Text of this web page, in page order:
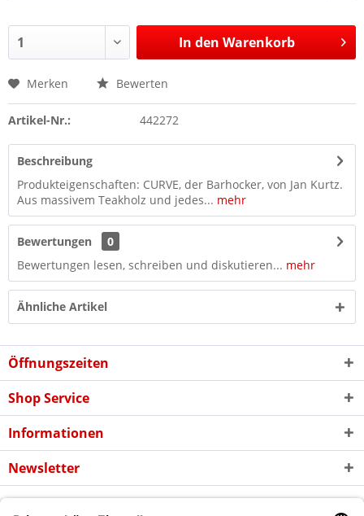
In den Warenkorb
Merken Bewerten
Artikel-Nr.: 442272
Beschreibung
Produkteigenschaften: CURVE, der Barhocker, von Jan Kurtz.
Aus massivem Teakholz und jedes... mehr
Bewertungen
0
Bewertungen lesen, schreiben und diskutieren... mehr
Ähnliche Artikel
Öffnungszeiten
Shop Service
Informationen
Newsletter
* Alle Preise inkl. gesetzl. Mehrwertsteuer zzgl. evtl. und